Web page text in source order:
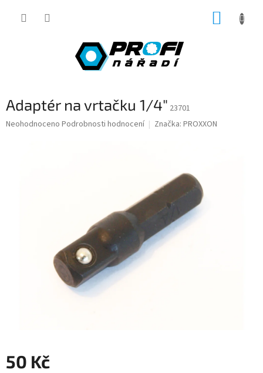
Adaptér na vrtačku 1/4" 23701
Průměrné
Neohodnoceno Podrobnosti hodnocení Značka: PROXXON
50 Kč